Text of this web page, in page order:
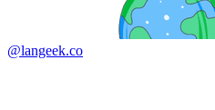
@langeek.co